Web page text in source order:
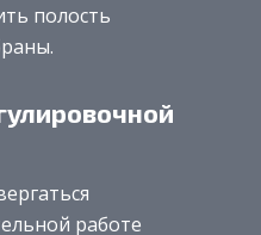
полость
работе